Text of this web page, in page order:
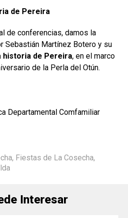
de Pereira
de conferencias, damos la
Sebastián Martínez Botero y su
historia de Pereira, en el marco
de la Perla del Otún.
Departamental Comfamiliar
, Fiestas de La Cosecha,
Interesar